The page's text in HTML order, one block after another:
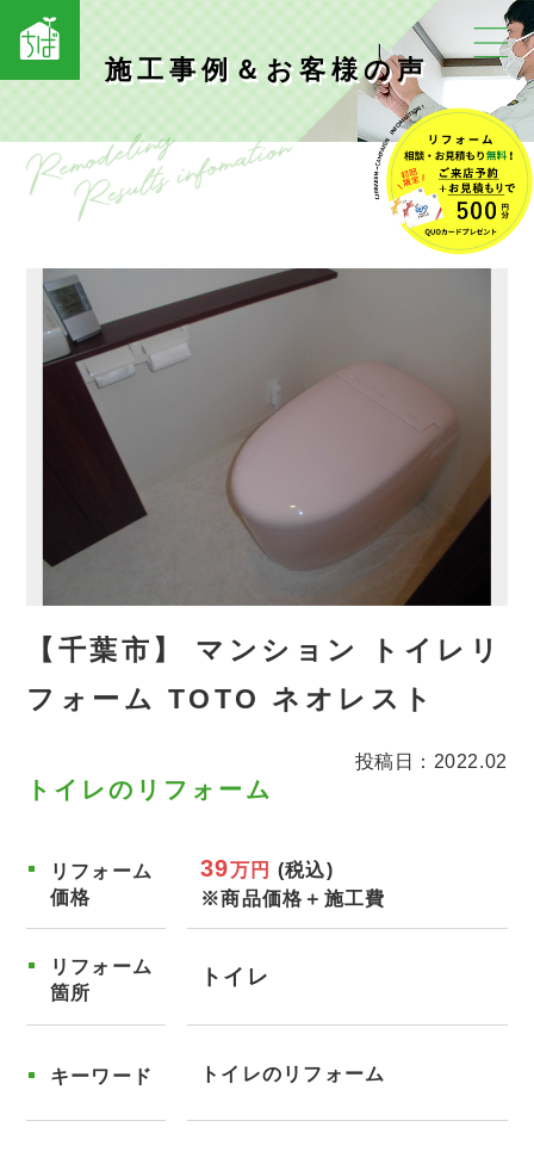
施工事例＆お客様の声
【千葉市】 マンション トイレリ
フォーム TOTO ネオレスト
投稿日：2022.02
トイレのリフォーム
リフォーム
価格
39万円 (税込)
※商品価格＋施工費
リフォーム
箇所
トイレ
キーワード トイレのリフォーム